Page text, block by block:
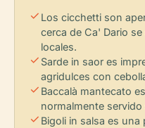
check Los cicchetti son
cerca de Ca' Dario
locales.
check Sarde in saor es
agridulces con
check Baccalà mantecato
normalmente servido
check Bigoli in salsa es